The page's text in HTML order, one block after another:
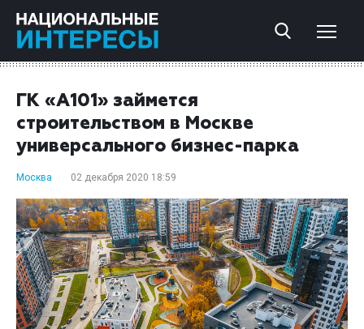
ГК «А101» займется
строительством в Москве
универсального бизнес-парка
Москва 02 декабря 2020 18:59